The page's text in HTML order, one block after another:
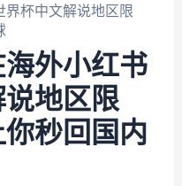
界杯中文解说地区限
外小红书
地区限
秒回国内